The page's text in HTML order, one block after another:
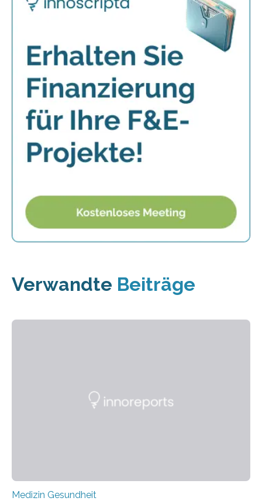
Verwandte Beiträge
Medizin Gesundheit